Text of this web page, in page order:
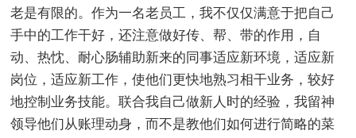
老是有限的。作为一名老员工，我不仅仅满意于把自己
手中的工作干好，还注意做好传、帮、带的作用，自
动、热忱、耐心肠辅助新来的同事适应新环境，适应新
岗位，适应新工作，使他们更快地熟习相干业务，较好
地控制业务技能。联合我自己做新人时的经验，我留神
领导他们从账理动身，而不是教他们如何进行简略的菜